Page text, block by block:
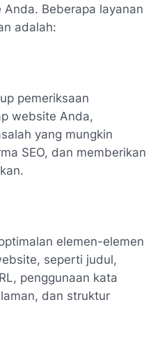
Beberapa layanan
adalah:
pemeriksaan
website Anda,
yang mungkin
SEO, dan memberikan
elemen-elemen
seperti judul,
penggunaan kata
dan struktur